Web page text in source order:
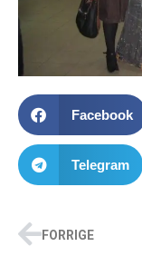
Facebook
Telegram
FORRIGE